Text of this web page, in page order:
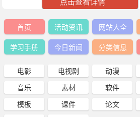
首页 活动资讯 网站大全
学习手册
今日新闻 分类信息
电影 电视剧 动漫
音乐
素材 软件
模板
课件 论文